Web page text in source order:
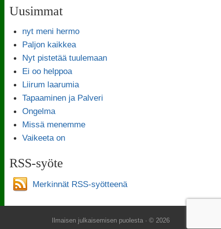
Uusimmat
nyt meni hermo
Paljon kaikkea
Nyt pistetää tuulemaan
Ei oo helppoa
Liirum laarumia
Tapaaminen ja Palveri
Ongelma
Missä menemme
Vaikeeta on
RSS-syöte
Merkinnät RSS-syötteenä
Ilmaisen julkaisemisen puolesta · © 2026